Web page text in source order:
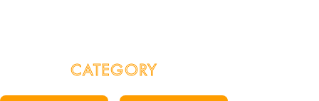
CATEGORY